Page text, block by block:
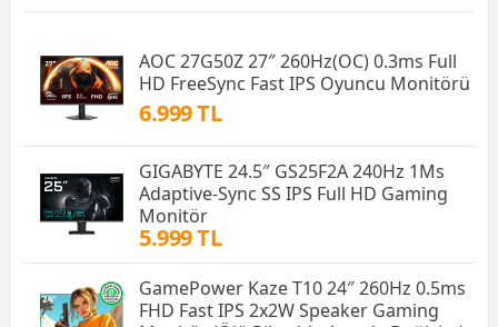
AOC 27G50Z 27″ 260Hz(OC) 0.3ms Full
HD FreeSync Fast IPS Oyuncu Monitörü
6.999 TL
GIGABYTE 24.5″ GS25F2A 240Hz 1Ms
Adaptive-Sync SS IPS Full HD Gaming
Monitör
5.999 TL
GamePower Kaze T10 24″ 260Hz 0.5ms
FHD Fast IPS 2x2W Speaker Gaming